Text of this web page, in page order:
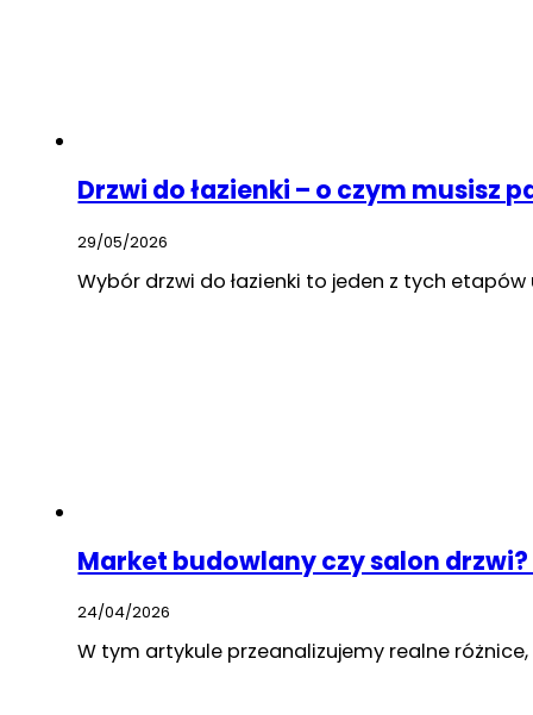
Drzwi do łazienki – o czym musisz
29/05/2026
Wybór drzwi do łazienki to jeden z tych
Market budowlany czy salon
24/04/2026
W tym artykule przeanalizujemy realne